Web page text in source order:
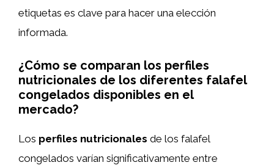
etiquetas es clave para hacer una elección
informada.
¿Cómo se comparan los perfiles
nutricionales de los diferentes falafel
congelados disponibles en el
mercado?
Los perfiles nutricionales de los falafel
congelados varían significativamente entre